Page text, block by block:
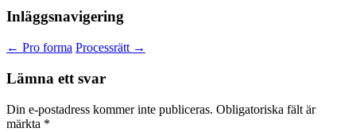
Inläggsnavigering
← Pro forma Processrätt →
Lämna ett svar
Din e-postadress kommer inte publiceras. Obligatoriska fält är
märkta *